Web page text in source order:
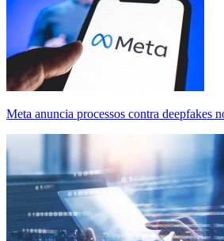
Meta anuncia processos contra deepfakes